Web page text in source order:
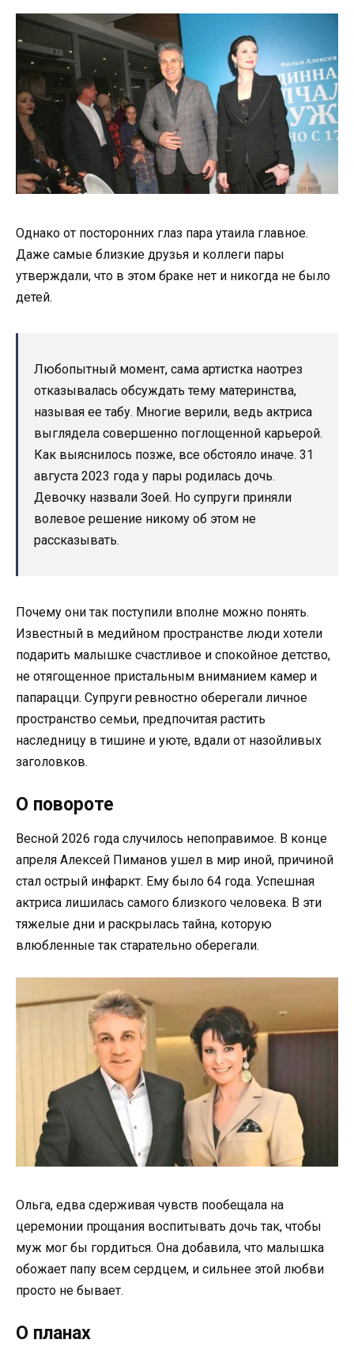
Однако от посторонних глаз пара утаила главное.
Даже самые близкие друзья и коллеги пары
утверждали, что в этом браке нет и никогда не было
детей.
Любопытный момент, сама артистка наотрез
отказывалась обсуждать тему материнства,
называя ее табу. Многие верили, ведь актриса
выглядела совершенно поглощенной карьерой.
Как выяснилось позже, все обстояло иначе. 31
августа 2023 года у пары родилась дочь.
Девочку назвали Зоей. Но супруги приняли
волевое решение никому об этом не
рассказывать.
Почему они так поступили вполне можно понять.
Известный в медийном пространстве люди хотели
подарить малышке счастливое и спокойное детство,
не отягощенное пристальным вниманием камер и
папарацци. Супруги ревностно оберегали личное
пространство семьи, предпочитая растить
наследницу в тишине и уюте, вдали от назойливых
заголовков.
О повороте
Весной 2026 года случилось непоправимое. В конце
апреля Алексей Пиманов ушел в мир иной, причиной
стал острый инфаркт. Ему было 64 года. Успешная
актриса лишилась самого близкого человека. В эти
тяжелые дни и раскрылась тайна, которую
влюбленные так старательно оберегали.
Ольга, едва сдерживая чувств пообещала на
церемонии прощания воспитывать дочь так, чтобы
муж мог бы гордиться. Она добавила, что малышка
обожает папу всем сердцем, и сильнее этой любви
просто не бывает.
О планах